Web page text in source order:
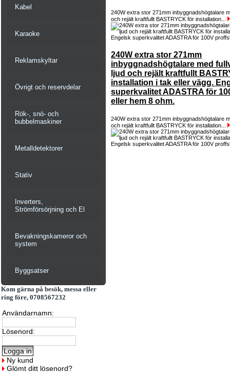
Kabel
Karaoke
Reklamskyltar
Övrigt och reservdelar
Rök-, snö- och
bubbelmaskiner
Metalldetektorer
Stativ
Inverters,
Strömförsörjning och El
Bevakningskameror och
system
Byggsatser
Kom gärna på besök, messa eller
ring före, 0708567232
Användarnamn:
Lösenord:
Ny kund
Glömt ditt lösenord?
240W extra stor 271mm inbyggnadshögtalare
och rejält kraftfullt BASTRYCK för installation...
240W extra stor 271mm
inbyggnadshögtalare med
ljud och rejält kraftfullt
installation i tak eller vägg.
superkvalitet ADASTRA för
eller hem 8 ohm.
240W extra stor 271mm inbyggnadshögtalare
och rejält kraftfullt BASTRYCK för installation...